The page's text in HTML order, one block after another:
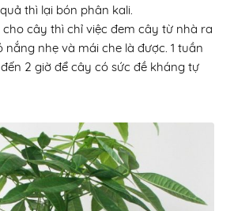
thì lại bón phân kali.
cây thì chỉ việc đem cây từ nhà ra
nhẹ và mái che là được. 1 tuần
2 giờ để cây có sức đề kháng tự